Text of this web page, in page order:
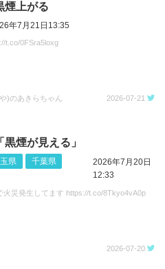
煙上がる
年7月21日13:35
0FSra5loxg
)のあきらちゃん 2026-07-21
煙が見える」
県
千葉県
2026年7月20日
12:33
火災発生してます https://t.co/8Tkyo4vA0p
2026-07-20